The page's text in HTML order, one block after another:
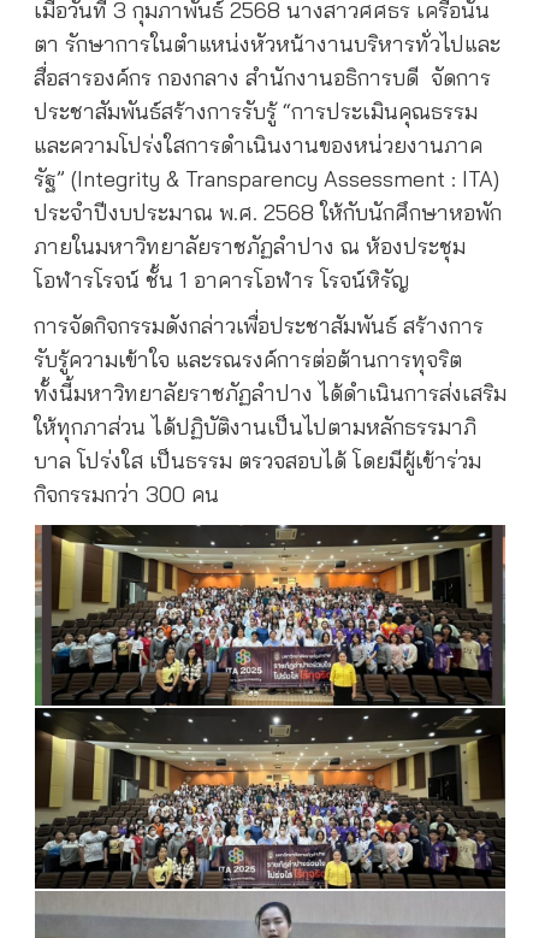
เมื่อวันที่ 3 กุมภาพันธ์ 2568 นางสาวศศธร เครือนัน
ตา รักษาการในตำแหน่งหัวหน้างานบริหารทั่วไปและ
สื่อสารองค์กร กองกลาง สำนักงานอธิการบดี จัดการ
ประชาสัมพันธ์สร้างการรับรู้ “การประเมินคุณธรรม
และความโปร่งใสการดำเนินงานของหน่วยงานภาค
รัฐ” (Integrity & Transparency Assessment : ITA)
ประจำปีงบประมาณ พ.ศ. 2568 ให้กับนักศึกษาหอพัก
ภายในมหาวิทยาลัยราชภัฏลำปาง ณ ห้องประชุม
โอฬารโรจน์ ชั้น 1 อาคารโอฬาร โรจน์หิรัญ
การจัดกิจกรรมดังกล่าวเพื่อประชาสัมพันธ์ สร้างการ
รับรู้ความเข้าใจ และรณรงค์การต่อต้านการทุจริต
ทั้งนี้มหาวิทยาลัยราชภัฏลำปาง ได้ดำเนินการส่งเสริม
ให้ทุกภาส่วน ได้ปฏิบัติงานเป็นไปตามหลักธรรมาภิ
บาล โปร่งใส เป็นธรรม ตรวจสอบได้ โดยมีผู้เข้าร่วม
กิจกรรมกว่า 300 คน